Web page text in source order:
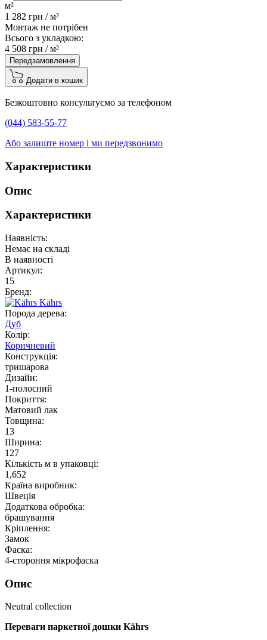
м²
1 282 грн /м²
Монтаж не потрібен
Всього з укладкою:
4 508 грн /м²
Передзамовлення
Додати в кошик
Безкоштовно консультуємо за телефоном
(044) 583-55-77
Або залиште номер і ми передзвонимо
Характеристики
Опис
Характеристики
Наявність:
Немає на складі
В наявності
Артикул:
15
Бренд:
Kährs
Порода дерева:
Дуб
Колір:
Коричневий
Конструкція:
тришарова
Дизайн:
1-полосний
Покриття:
Матовий лак
Товщина:
13
Ширина:
127
Кількість м в упаковці:
1,652
Країна виробник:
Швеція
Додаткова обробка:
брашування
Кріплення:
Замок
Фаска:
4-стороння мікрофаска
Опис
Neutral collection
Переваги паркетної дошки Kährs